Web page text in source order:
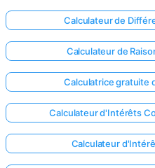
Calculateur de
Calculateur de
Calculatrice gratuite
Calculateur d'Intérêts
Calculateur